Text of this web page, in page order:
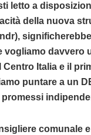
letto a
della nuova
vogliamo davvero
Centro Italia e il
puntare a un
comunale